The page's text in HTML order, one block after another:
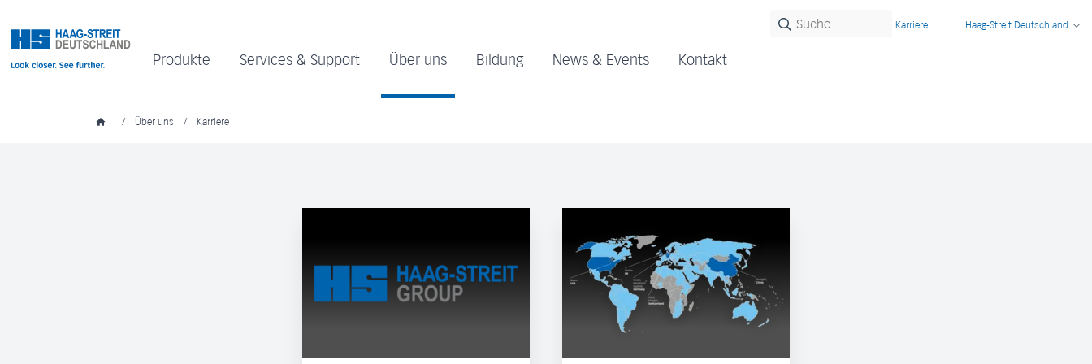
Produkte Services & Support Über uns Bildung News & Events Kontakt
Karriere Haag-Streit Deutschland
/ Über uns / Karriere